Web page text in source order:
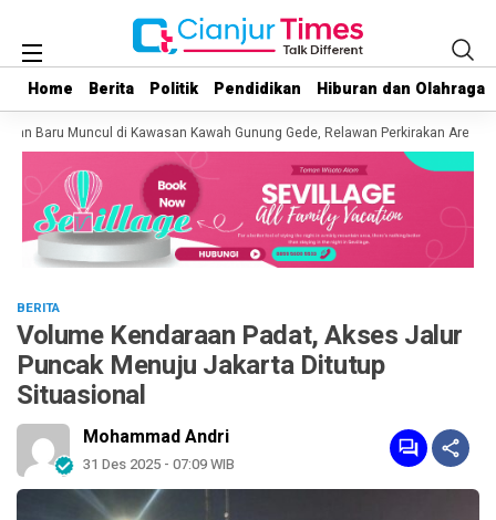
Home Berita Politik Pendidikan Hiburan dan Olahraga
Home Berita Politik Pendidikan Hiburan dan Olahraga
Baru Muncul di Kawasan Kawah Gunung Gede, Relawan Perkirakan Area
BERITA
Volume Kendaraan Padat, Akses Jalur
Puncak Menuju Jakarta Ditutup
Situasional
Mohammad Andri
31 Des 2025 - 07:09 WIB